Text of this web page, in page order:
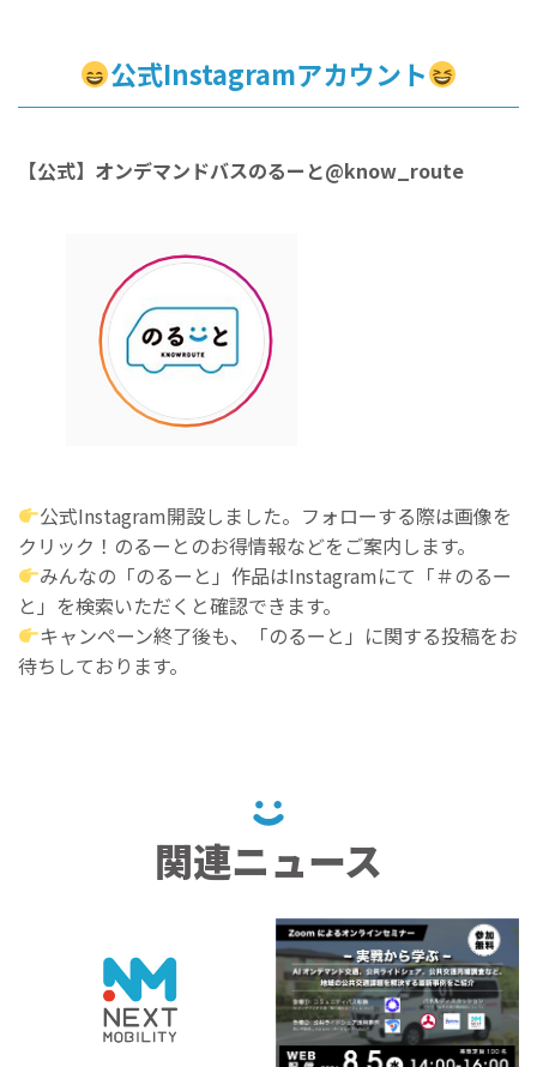
公式Instagramアカウント
【公式】オンデマンドバスのるーと@know_route
公式Instagram開設しました。フォローする際は画像を
クリック！のるーとのお得情報などをご案内します。
みんなの「のるーと」作品はInstagramにて「＃のるー
と」を検索いただくと確認できます。
キャンペーン終了後も、「のるーと」に関する投稿をお
待ちしております。
関連ニュース